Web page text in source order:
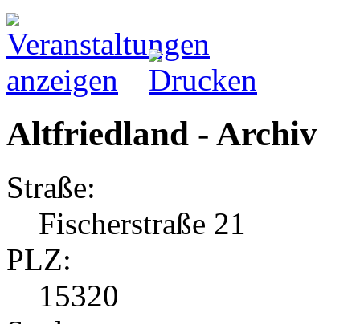
Altfriedland - Archiv
Straße:
Fischerstraße 21
PLZ:
15320